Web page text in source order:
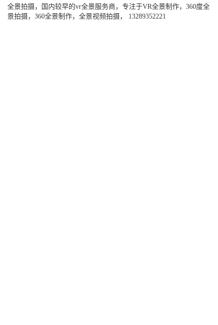
全景拍摄，国内较早的vr全景服务商，专注于VR全景制作，360度全
景拍摄，360全景制作，全景视频拍摄， 13289352221